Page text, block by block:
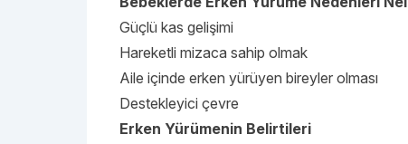
Güçlü kas gelişimi
Hareketli mizaca sahip olmak
Aile içinde erken yürüyen bireyler olması
Destekleyici çevre
Erken Yürümenin Belirtileri